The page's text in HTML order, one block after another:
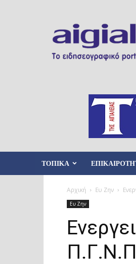
ΤΟΠΙΚΑ
Αρχική Ευ Ζην
Ευ Ζην